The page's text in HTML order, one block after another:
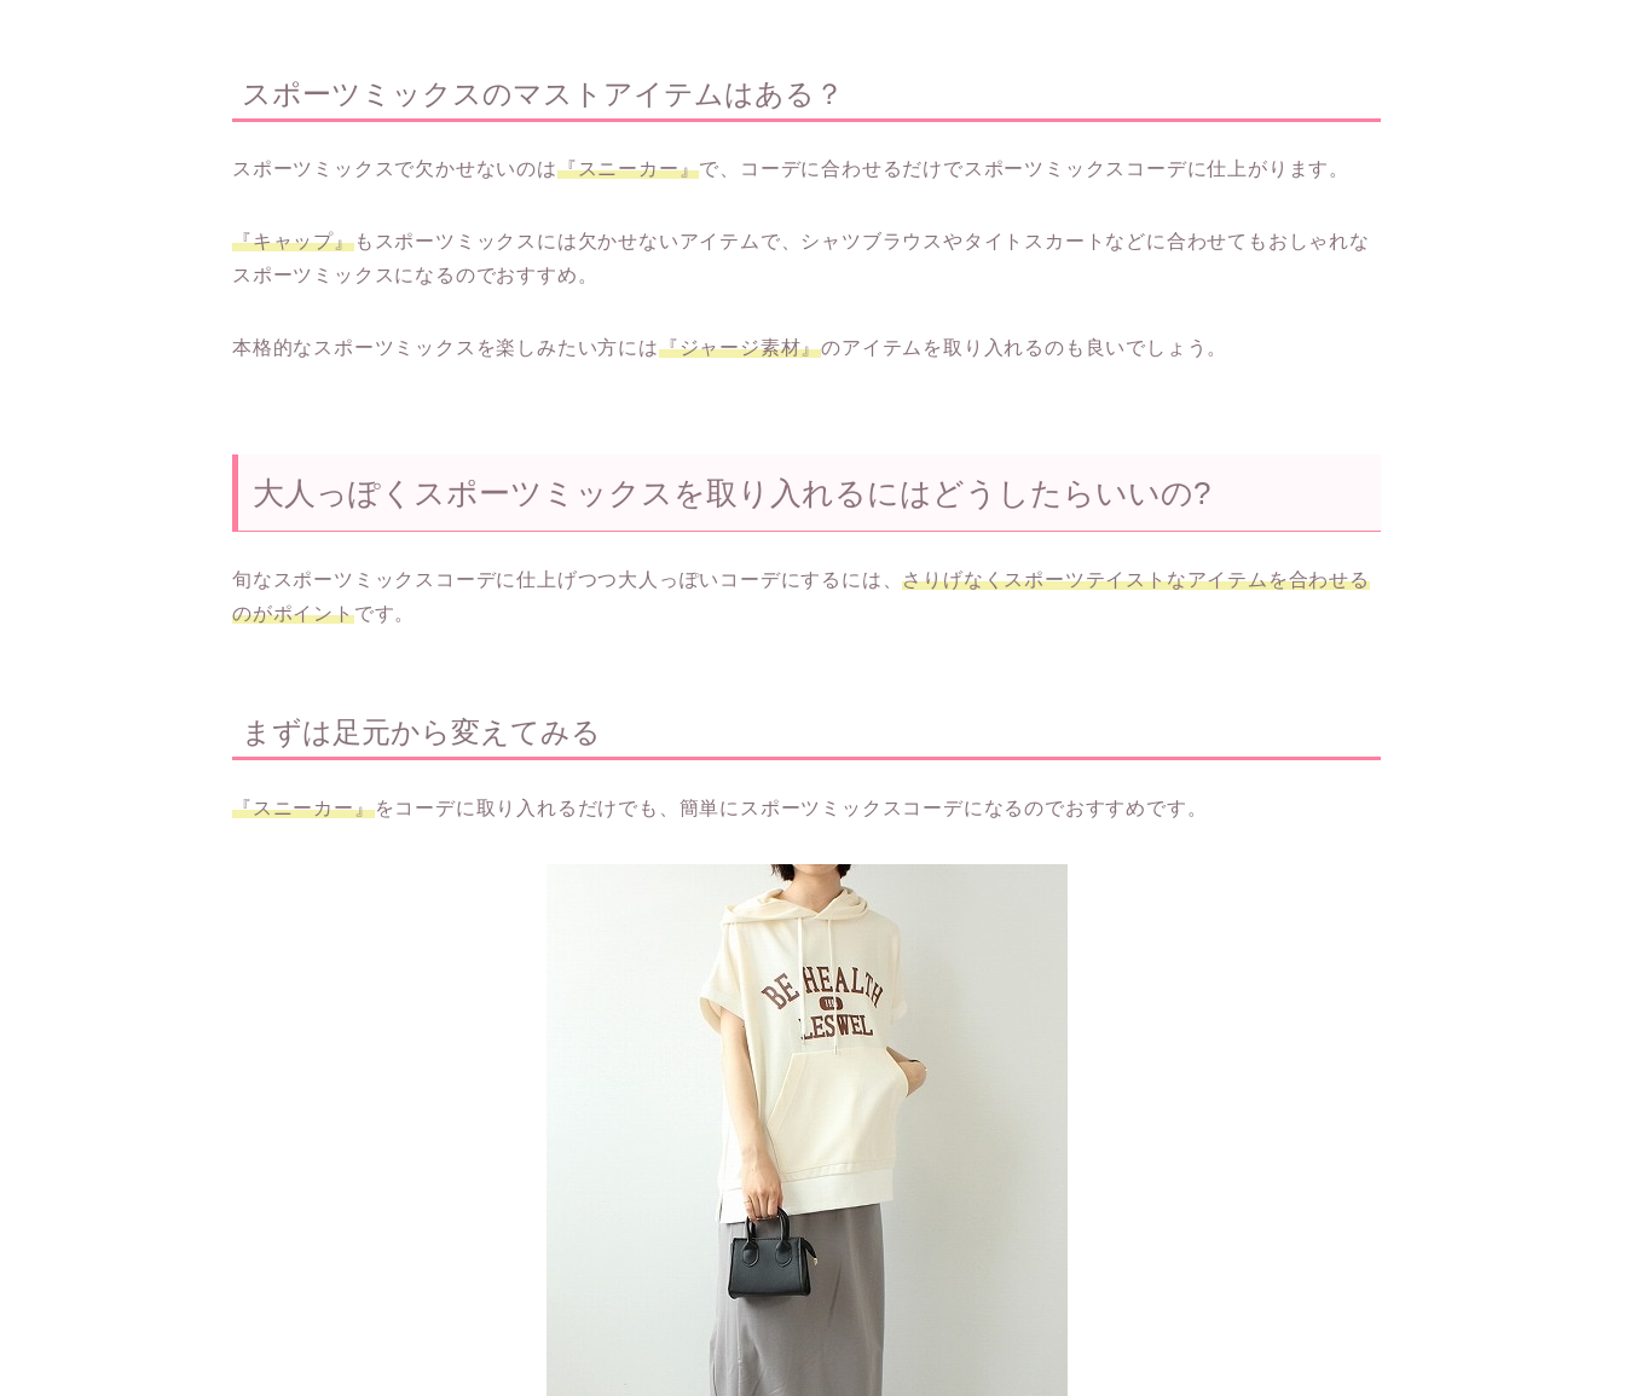
スポーツミックスのマストアイテムはある？
スポーツミックスで欠かせないのは『スニーカー』で、コーデに合わせるだけでスポーツミックスコーデに仕上がります。
『キャップ』もスポーツミックスには欠かせないアイテムで、シャツブラウスやタイトスカートなどに合わせてもおしゃれな
スポーツミックスになるのでおすすめ。
本格的なスポーツミックスを楽しみたい方には『ジャージ素材』のアイテムを取り入れるのも良いでしょう。
大人っぽくスポーツミックスを取り入れるにはどうしたらいいの?
旬なスポーツミックスコーデに仕上げつつ大人っぽいコーデにするには、さりげなくスポーツテイストなアイテムを合わせる
のがポイントです。
まずは足元から変えてみる
『スニーカー』をコーデに取り入れるだけでも、簡単にスポーツミックスコーデになるのでおすすめです。